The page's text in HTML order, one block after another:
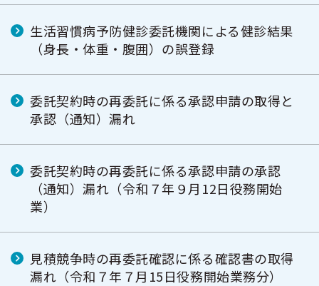
生活習慣病予防健診委託機関による健診結果
（身長・体重・腹囲）の誤登録
委託契約時の再委託に係る承認申請の取得と
承認（通知）漏れ
委託契約時の再委託に係る承認申請の承認
（通知）漏れ（令和７年９月12日役務開始
業）
見積競争時の再委託確認に係る確認書の取得
漏れ（令和７年７月15日役務開始業務分）